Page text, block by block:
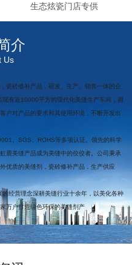
生态炫瓷门店专供
介
Us
瓷砖修补产品，研发、生产、销售一体的企
有近10000平方的现代化美缝生产车间，拥
户对产品的要求和其使用环境，不断开发出
、SGS、ROHS等多项认证。领先的科学
鹿美缝产品成为美缝中的佼佼者。公司秉承
优质的美缝剂，瓷砖修补产品，生产供应
经营理念深耕美缝行业十余年，以美化各种
万户打造绿色环保的美缝剂产